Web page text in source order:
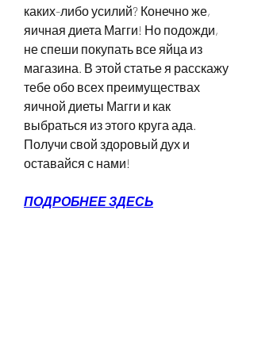
каких-либо усилий? Конечно же,
яичная диета Магги! Но подожди,
не спеши покупать все яйца из
магазина. В этой статье я расскажу
тебе обо всех преимуществах
яичной диеты Магги и как
выбраться из этого круга ада.
Получи свой здоровый дух и
оставайся с нами!
ПОДРОБНЕЕ ЗДЕСЬ